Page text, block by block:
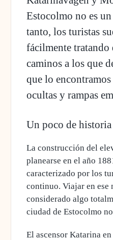
Estocolmo no es
tanto, los turistas
fácilmente tratando
caminos a los que
que lo
ocultas y rampas
Un poco de historia
La construcción del
planearse en el año
caracterizado por los
continuo. Viajar en ese
considerado algo
ciudad de Estocolmo
El ascensor Katarina